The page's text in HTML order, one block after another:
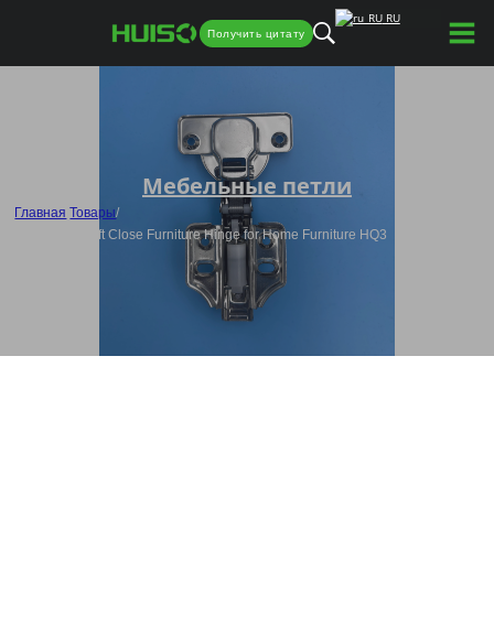
Получить цитату
RU
Мебельные петли
Главная /Товары/
Wholesale Soft Close Furniture Hinge for Home Furniture HQ3